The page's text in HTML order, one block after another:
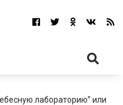
лабораторию” или